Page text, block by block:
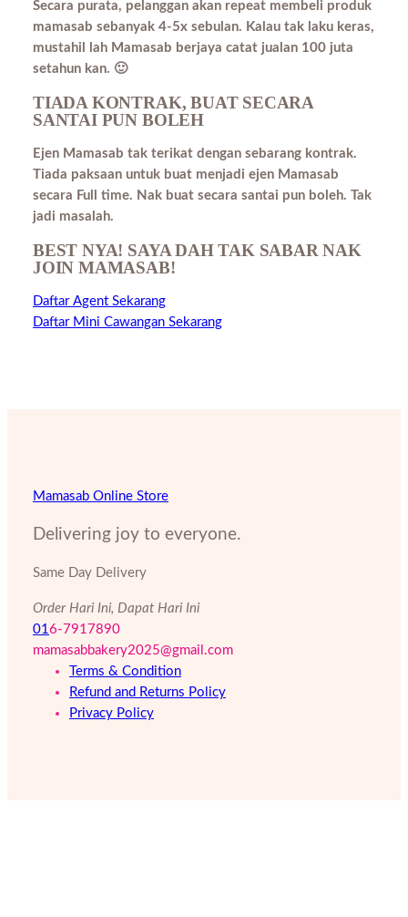
Secara purata, pelanggan akan repeat membeli produk
mamasab sebanyak 4-5x sebulan. Kalau tak laku keras,
mustahil lah Mamasab berjaya catat jualan 100 juta
setahun kan. 🙂
TIADA KONTRAK, BUAT SECARA
SANTAI PUN BOLEH
Ejen Mamasab tak terikat dengan sebarang kontrak.
Tiada paksaan untuk buat menjadi ejen Mamasab
secara Full time. Nak buat secara santai pun boleh. Tak
jadi masalah.
BEST NYA! SAYA DAH TAK SABAR NAK
JOIN MAMASAB!
Daftar Agent Sekarang
Daftar Mini Cawangan Sekarang
Mamasab Online Store
Delivering joy to everyone.
Same Day Delivery
Order Hari Ini, Dapat Hari Ini
016-7917890
mamasabbakery2025@gmail.com
Terms & Condition
Refund and Returns Policy
Privacy Policy